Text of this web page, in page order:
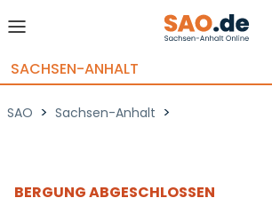
SACHSEN-ANHALT
SAO > Sachsen-Anhalt >
BERGUNG ABGESCHLOSSEN